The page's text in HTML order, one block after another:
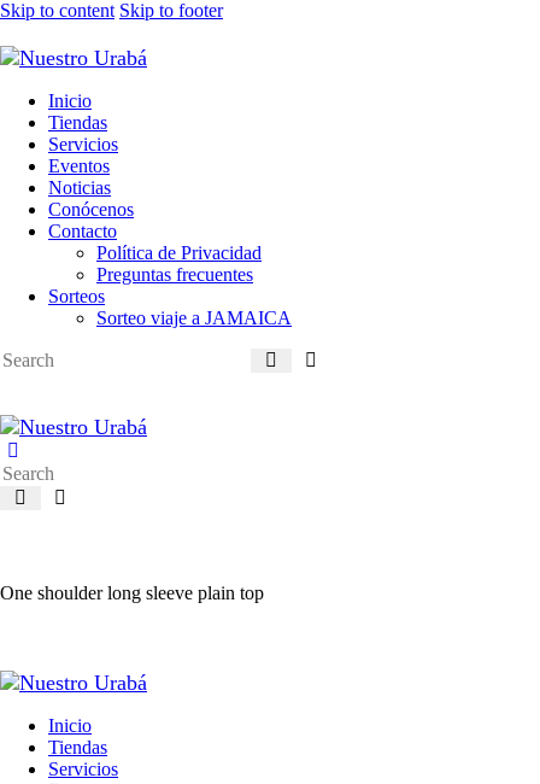
Skip to content Skip to footer
Inicio
Tiendas
Servicios
Eventos
Noticias
Conócenos
Contacto
Política de Privacidad
Preguntas frecuentes
Sorteos
Sorteo viaje a JAMAICA
One shoulder long sleeve plain top
Inicio
Tiendas
Servicios